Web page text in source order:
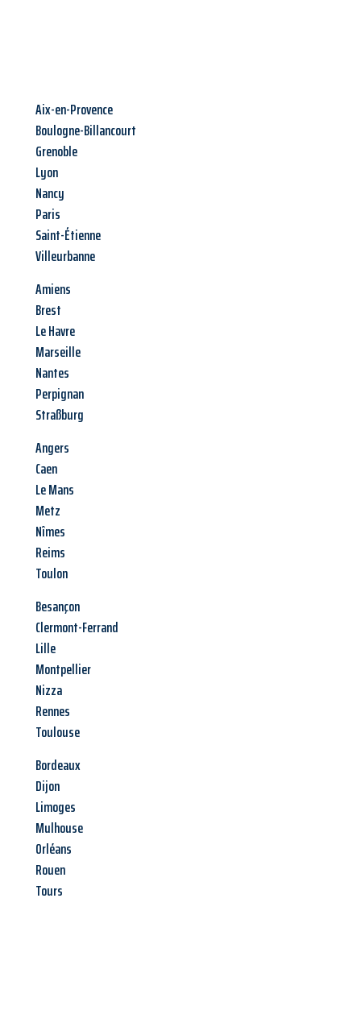
Aix-en-Provence
Boulogne-Billancourt
Grenoble
Lyon
Nancy
Paris
Saint-Étienne
Villeurbanne
Amiens
Brest
Le Havre
Marseille
Nantes
Perpignan
Straßburg
Angers
Caen
Le Mans
Metz
Nîmes
Reims
Toulon
Besançon
Clermont-Ferrand
Lille
Montpellier
Nizza
Rennes
Toulouse
Bordeaux
Dijon
Limoges
Mulhouse
Orléans
Rouen
Tours